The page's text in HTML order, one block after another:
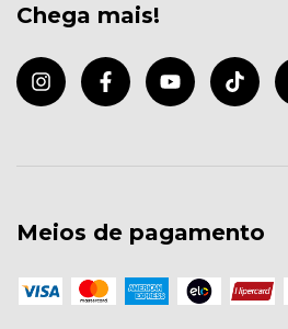
Chega mais!
Meios de pagamento